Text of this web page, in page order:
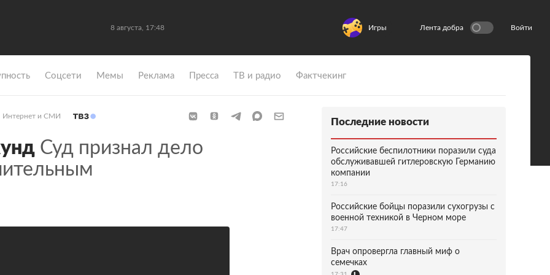
8 августа, 17:48 Игры Лента добра Войти
Coцсети Мемы Реклама Пресса ТВ и радио Фактчекинг
Интернет и СМИ
Суд признал дело
Последние новости
Российские беспилотники поразили суда
обслуживавшей гитлеровскую Германию
компании
17:16
Российские бойцы поразили сухогрузы с
военной техникой в Черном море
17:47
Врач опровергла главный миф о
семечках